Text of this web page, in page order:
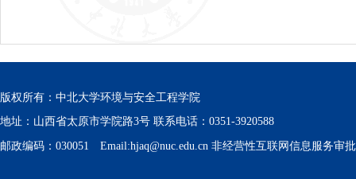
版权所有：中北大学环境与安全工程学院
地址：山西省太原市学院路3号 联系电话：0351-3920588
邮政编码：030051 Email:hjaq@nuc.edu.cn 非经营性互联网信息服务审